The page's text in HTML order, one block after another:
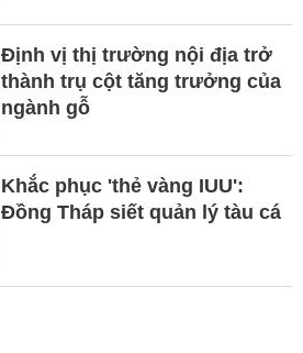
Định vị thị trường nội địa trở
thành trụ cột tăng trưởng của
ngành gỗ
Khắc phục 'thẻ vàng IUU':
Đồng Tháp siết quản lý tàu cá